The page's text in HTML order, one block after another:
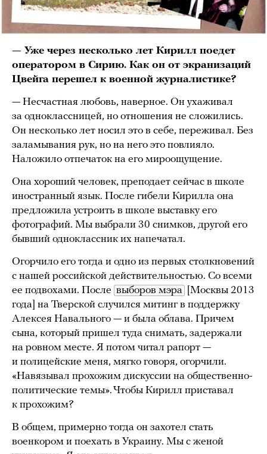
— Уже через несколько лет Кирилл поедет
оператором в Сирию. Как он от экранизаций
Цвейга перешел к военной журналистике?
— Несчастная любовь, наверное. Он ухаживал
за одноклассницей, но отношения не сложились.
Он несколько лет носил это в себе, переживал. Без
заламывания рук, но на него это повлияло.
Наложило отпечаток на его мироощущение.
Она хороший человек, преподает сейчас в школе
иностранный язык. После гибели Кирилла она
предложила устроить в школе выставку его
фотографий. Мы выбрали 30 снимков, другой его
бывший одноклассник их напечатал.
Огорчило его тогда и одно из первых столкновений
с нашей российской действительностью. Со всеми
ее подвохами. После выборов мэра
[Москвы 2013
года] на Тверской случился митинг в поддержку
Алексея Навального — и была облава. Причем
сына, который пришел туда снимать, задержали
на ровном месте. Я потом читал рапорт —
и полицейские меня, мягко говоря, огорчили.
«Навязывал прохожим дискуссии на общественно-
политические темы». Чтобы Кирилл приставал
к прохожим?
В общем, примерно тогда он захотел стать
военкором и поехать в Украину. Мы с женой